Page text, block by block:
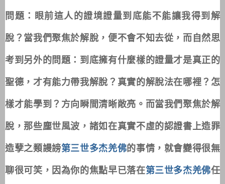
問題：眼前這人的證境證量到底能不能讓我得到解
脫？當我們聚焦於解脫，便不會不知去從，而自然思
考到另外的問題：到底擁有什麼樣的證量才是真正的
聖德，才有能力帶我解脫？真實的解脫法在哪裡？怎
樣才能學到？方向瞬間清晰敞亮。而當我們聚焦於解
脫，那些塵世風波，諸如在真實不虛的認證書上造罪
造孽之類謾謗第三世多杰羌佛的事情，就會變得很無
聊很可笑，因為你的焦點早已落在第三世多杰羌佛任